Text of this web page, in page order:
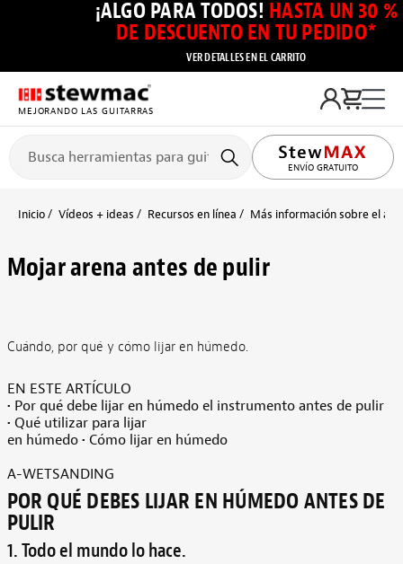
¡ALGO PARA TODOS! HASTA UN 30 %
DE DESCUENTO EN TU PEDIDO*
VER DETALLES EN EL CARRITO
MEJORANDO LAS GUITARRAS
ENVÍO GRATUITO
Inicio Vídeos + ideas Recursos en línea Más información sobre el
Mojar arena antes de pulir
Cuándo, por qué y cómo lijar en húmedo.
EN ESTE ARTÍCULO
• Por qué debe lijar en húmedo el instrumento antes de pulir
• Qué utilizar para lijar
en húmedo • Cómo lijar en húmedo
A-WETSANDING
POR QUÉ DEBES LIJAR EN HÚMEDO ANTES DE
PULIR
1. Todo el mundo lo hace.